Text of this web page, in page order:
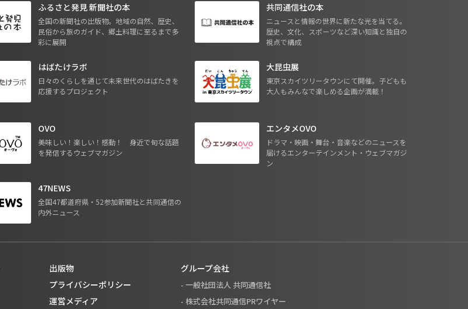
ふるさと発見 新聞社の本
全国の新聞社の出版物。地域の自然、歴史、
民俗から旅のガイド、郷土料理に至るまで多
彩に展開
共同通信社の本
ニュースと情報の世界に新たな光を当てる。
歴史、文化、スポーツなど深い知識と独自の
視点で構成
はばたけラボ
日々のくらしを通じて未来世代のはばたきを
応援するプロジェクト
大昆虫展
東京スカイツリータウンにて開催。子どもも
大人もみんなで楽しめる企画が満載！
OVO
美味しい！楽しい！感動！ 身近で旬な話題
を発信するウェブマガジン
エンタメOVO
ドラマ・映画・舞台・音楽などのニュースを
届けるエンターテインメント・ウェブマガジ
ン
47NEWS
全国47都道府県・52参加新聞社と共同通信の
内外ニュース
出版物
プライバシーポリシー
運営メディア
グループ会社
- 一般社団法人 共同通信社
- 株式会社共同通信PRワイヤー